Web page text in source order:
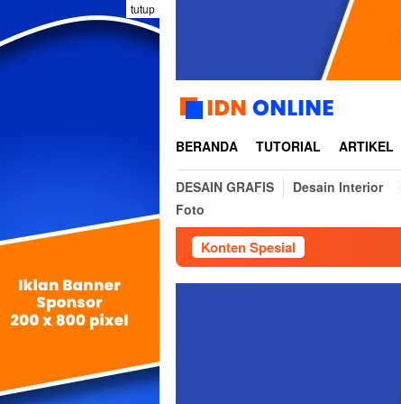
ke
konten
tutup
BERANDA TUTORIAL ARTIKEL
DESAIN GRAFIS Desain Interior
Foto
Konten Spesial